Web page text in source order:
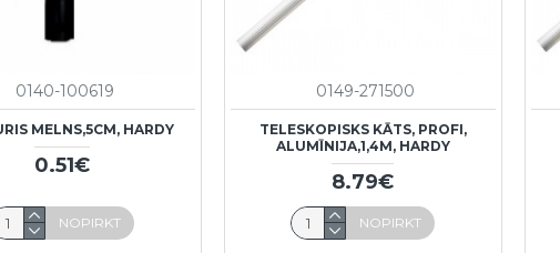
0140-100619
MELNS,5CM, HARDY
0.51€
NOPIRKT
0149-271500
TELESKOPISKS KĀTS, PROFI,
ALUMĪNIJA,1,4M, HARDY
8.79€
NOPIRKT